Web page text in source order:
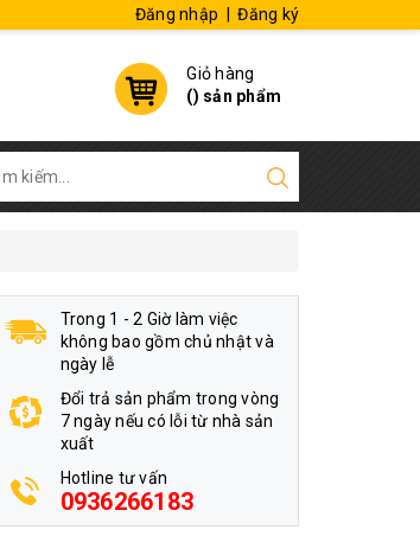
Đăng nhập Đăng ký
Giỏ hàng
() sản phẩm
Trong 1 - 2 Giờ làm việc
không bao gồm chủ nhật và
ngày lễ
Đổi trả sản phẩm trong vòng
7 ngày nếu có lỗi từ nhà sản
xuất
Hotline tư vấn
0936266183